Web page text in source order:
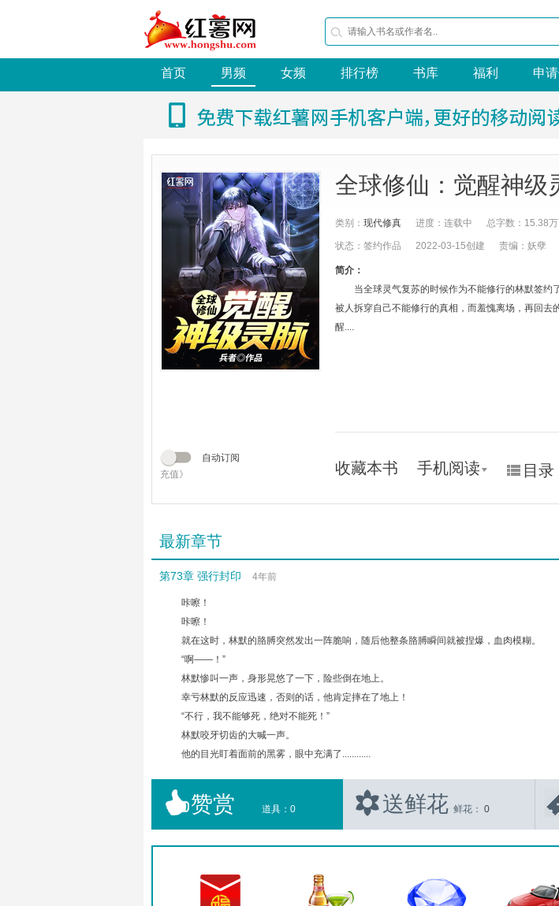
首页 男频 女频 排行榜 书库 福利 申
自动订阅
充值》
全球修仙：觉醒神级
类别： 现代修真 进度：连载中 总字数：15.38万
状态：签约作品 2022-03-15创建 责编：妖孽
简介：
当全球灵气复苏的时候作为不能修行的林默签约
被人拆穿自己不能修行的真相，而羞愧离场，再回去
醒....
收藏本书 手机阅读 目录
最新章节
第73章 强行封印 4年前
咔嚓！
咔嚓！
就在这时，林默的胳膊突然发出一阵脆响，随后他整条胳膊瞬间就被捏爆，血肉模糊。
“啊――！”
林默惨叫一声，身形晃悠了一下，险些倒在地上。
幸亏林默的反应迅速，否则的话，他肯定摔在了地上！
“不行，我不能够死，绝对不能死！”
林默咬牙切齿的大喊一声。
他的目光盯着面前的黑雾，眼中充满了............
赞赏 道具： 0 送鲜花 鲜花：0